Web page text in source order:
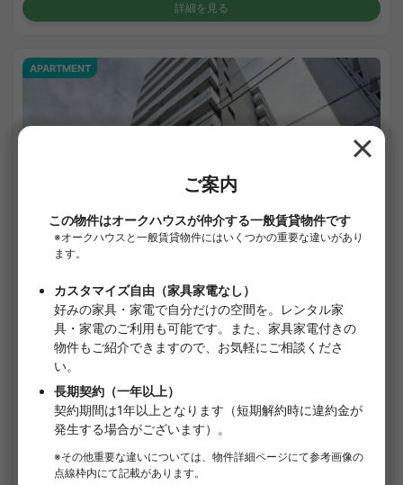
詳細を見る
1/1
APARTMENT
AZEST関内
¥103,000 - ¥123,000
23.10㎡〜 /11階建て
家具・家電付き 敷金なし
詳細を見る